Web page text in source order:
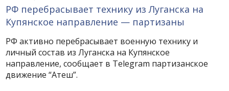
РФ перебрасывает технику из Луганска на
Купянское направление — партизаны
РФ активно перебрасывает военную технику и
личный состав из Луганска на Купянское
направление, сообщает в Telegram партизанское
движение “Атеш”.